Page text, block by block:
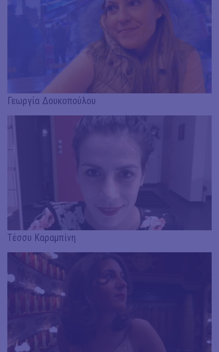
Γεωργία Δουκοπούλου
Τέσσυ Καραμπίνη